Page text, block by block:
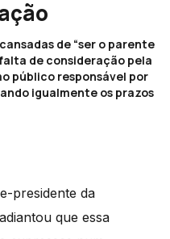
de “ser o parente
de consideração pela
público responsável por
igualmente os prazos
presidente da
que essa